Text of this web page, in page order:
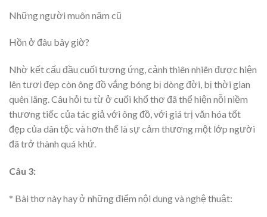
Những người muôn năm cũ
Hồn ở đâu bây giờ?
Nhờ kết cấu đầu cuối tương ứng, cảnh thiên nhiên được hiện
lên tươi đẹp còn ông đồ vắng bóng bị dòng đời, bị thời gian
quên lãng. Câu hỏi tu từ ở cuối khổ thơ đã thể hiện nỗi niềm
thương tiếc của tác giả với ông đồ, với giá trị văn hóa tốt
đẹp của dân tộc và hơn thế là sự cảm thương một lớp người
đã trở thành quá khứ.
Câu 3:
* Bài thơ này hay ở những điểm nội dung và nghệ thuật: